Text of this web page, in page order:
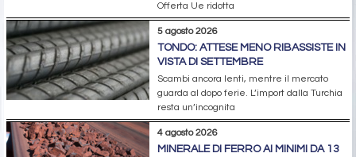
Offerta Ue ridotta
5 agosto 2026
TONDO: ATTESE MENO RIBASSISTE IN
VISTA DI SETTEMBRE
Scambi ancora lenti, mentre il mercato
guarda al dopo ferie. L’import dalla Turchia
resta un’incognita
4 agosto 2026
MINERALE DI FERRO AI MINIMI DA 13